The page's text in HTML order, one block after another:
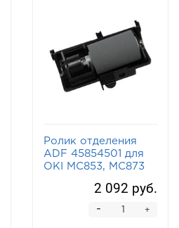
Ролик отделения
ADF 45854501 для
OKI MC853, MC873
2 092 руб.
+
-